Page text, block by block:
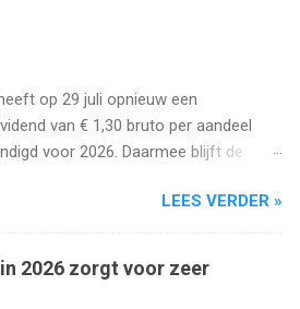
op 29 juli opnieuw een
van € 1,30 bruto per aandeel
voor 2026. Daarmee blijft de
LEES VERDER »
2026 zorgt voor zeer